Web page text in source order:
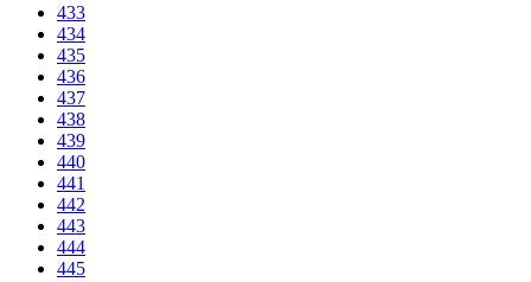
433
434
435
436
437
438
439
440
441
442
443
444
445